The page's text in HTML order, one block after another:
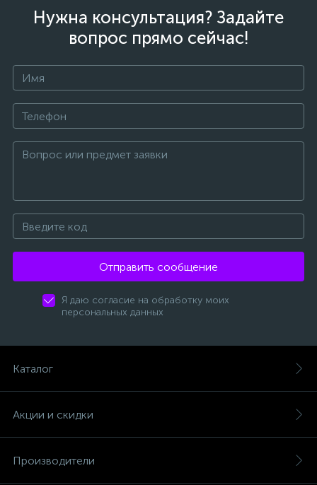
Нужна консультация? Задайте
вопрос прямо сейчас!
Отправить сообщение
Я даю согласие на обработку моих
персональных данных
Каталог
Акции и скидки
Производители